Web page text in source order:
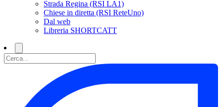
Strada Regina (RSI LA1)
Chiese in diretta (RSI ReteUno)
Dal web
Libreria SHORTCATT